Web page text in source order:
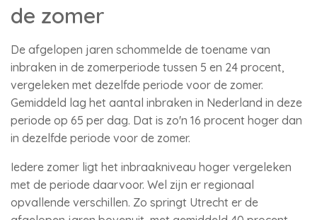
de zomer
De afgelopen jaren schommelde de toename van
inbraken in de zomerperiode tussen 5 en 24 procent,
vergeleken met dezelfde periode voor de zomer.
Gemiddeld lag het aantal inbraken in Nederland in deze
periode op 65 per dag. Dat is zo'n 16 procent hoger dan
in dezelfde periode voor de zomer.
Iedere zomer ligt het inbraakniveau hoger vergeleken
met de periode daarvoor. Wel zijn er regionaal
opvallende verschillen. Zo springt Utrecht er de